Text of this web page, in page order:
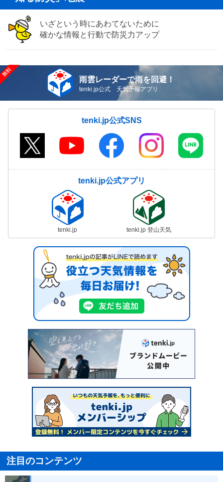
いざという時にあわてないために
確かな情報と行動で防災力アップ
雨雲レーダーで雨を回避！
tenki.jp公式 天気予報アプリ
tenki.jp公式SNS
tenki.jp公式アプリ
tenki.jp tenki.jp 登山天気
注目のコンテンツ